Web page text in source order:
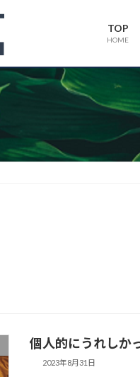
TOP
HOME
個人的にうれしか
2023年8月31日